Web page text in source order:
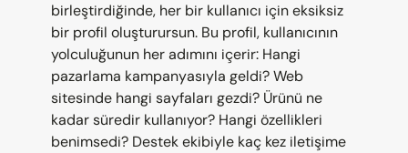
birleştirdiğinde, her bir kullanıcı için eksiksiz
bir profil oluşturursun. Bu profil, kullanıcının
yolculuğunun her adımını içerir: Hangi
pazarlama kampanyasıyla geldi? Web
sitesinde hangi sayfaları gezdi? Ürünü ne
kadar süredir kullanıyor? Hangi özellikleri
benimsedi? Destek ekibiyle kaç kez iletişime